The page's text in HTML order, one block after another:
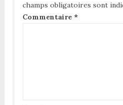
champs obligatoires sont
Commentaire *